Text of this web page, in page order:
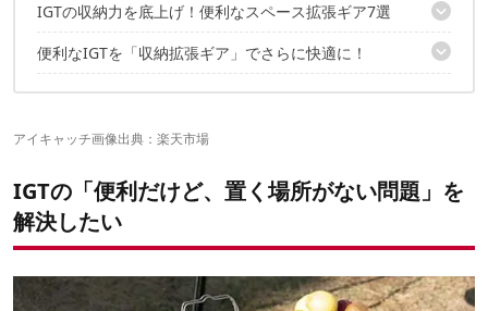
吊るす・差し込む・引き出す！便利な収納拡張ギアあります
IGTの収納力を底上げ！便利なスペース拡張ギア7選
1｜そのまま持ち運べて快適マウントスミ フォールディングマル
3｜あの定番ボックスがIGT対応にGREBE WORKS ワンタッチバケ
4｜「取り出せない…」を解決！GREBE WORKS IGT BOX スライド
キット
5｜まるで自宅キッチン！？スノーピーク IGTハンギングラックフ
6｜小物もこれでスッキリ収納スノーピーク ステンボックス ハー
フユニット
便利なIGTを「収納拡張ギア」でさらに快適に！
アイキャッチ画像出典： 楽天市場
IGTの「便利だけど、置く場所がない問題」を
解決したい